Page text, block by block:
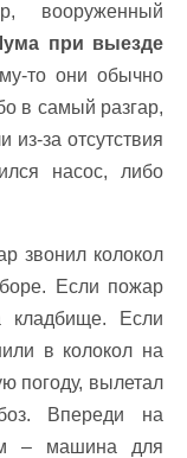
вооруженный
при выезде
то они обычно
в самый разгар,
из-за отсутствия
насос, либо
звонил колокол
Если пожар
Если
в колокол на
погоду, вылетал
Впереди на
– машина для